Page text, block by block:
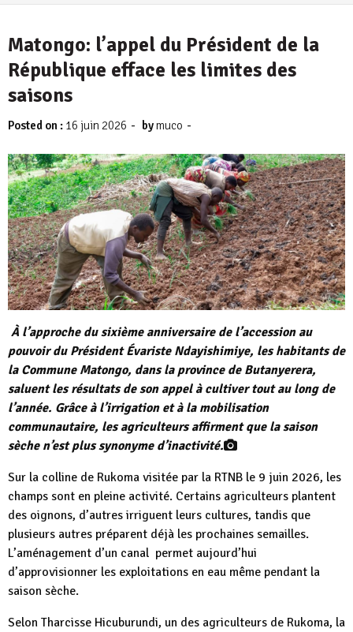
4 août 2026
Matongo: l’appel du Président de la
République efface les limites des
saisons
Posted on : 16 juin 2026 - bymuco -
À l’approche du sixième anniversaire de l’accession au
pouvoir du Président Évariste Ndayishimiye, les habitants de
la Commune Matongo, dans la province de Butanyerera,
saluent les résultats de son appel à cultiver tout au long de
l’année. Grâce à l’irrigation et à la mobilisation
communautaire, les agriculteurs affirment que la saison
sèche n’est plus synonyme d’inactivité.
Sur la colline de Rukoma visitée par la RTNB le 9 juin 2026, les
champs sont en pleine activité. Certains agriculteurs plantent
des oignons, d’autres irriguent leurs cultures, tandis que
plusieurs autres préparent déjà les prochaines semailles.
L’aménagement d’un canal permet aujourd’hui
d’approvisionner les exploitations en eau même pendant la
saison sèche.
Selon Tharcisse Hicuburundi, un des agriculteurs de Rukoma, la